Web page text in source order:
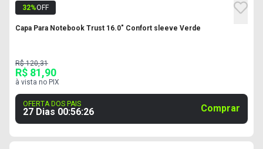
32%OFF
Capa Para Notebook Trust 16.0" Confort sleeve Verde
R$ 120,31
R$ 81,90
à vista no PIX
OFERTA DOS PAIS
27 Dias 00:56:25 Comprar